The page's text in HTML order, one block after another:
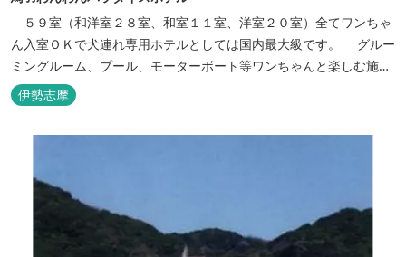
５９室（和洋室２８室、和室１１室、洋室２０室）全てワンちゃ
ん入室ＯＫで犬連れ専用ホテルとしては国内最大級です。 グルー
ミングルーム、プール、モーターボート等ワンちゃんと楽しむ施設
も充実しています。
伊勢志摩